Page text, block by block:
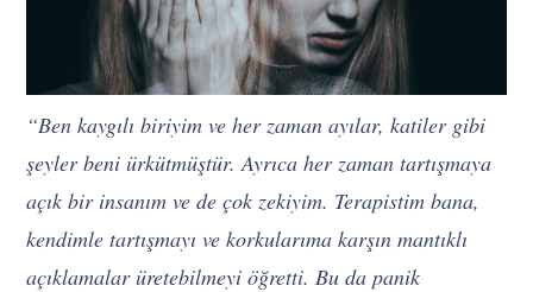
“Ben kaygılı biriyim ve her zaman ayılar, katiler gibi
şeyler beni ürkütmüştür. Ayrıca her zaman tartışmaya
açık bir insanım ve de çok zekiyim. Terapistim bana,
kendimle tartışmayı ve korkularıma karşın mantıklı
açıklamalar üretebilmeyi öğretti. Bu da panik